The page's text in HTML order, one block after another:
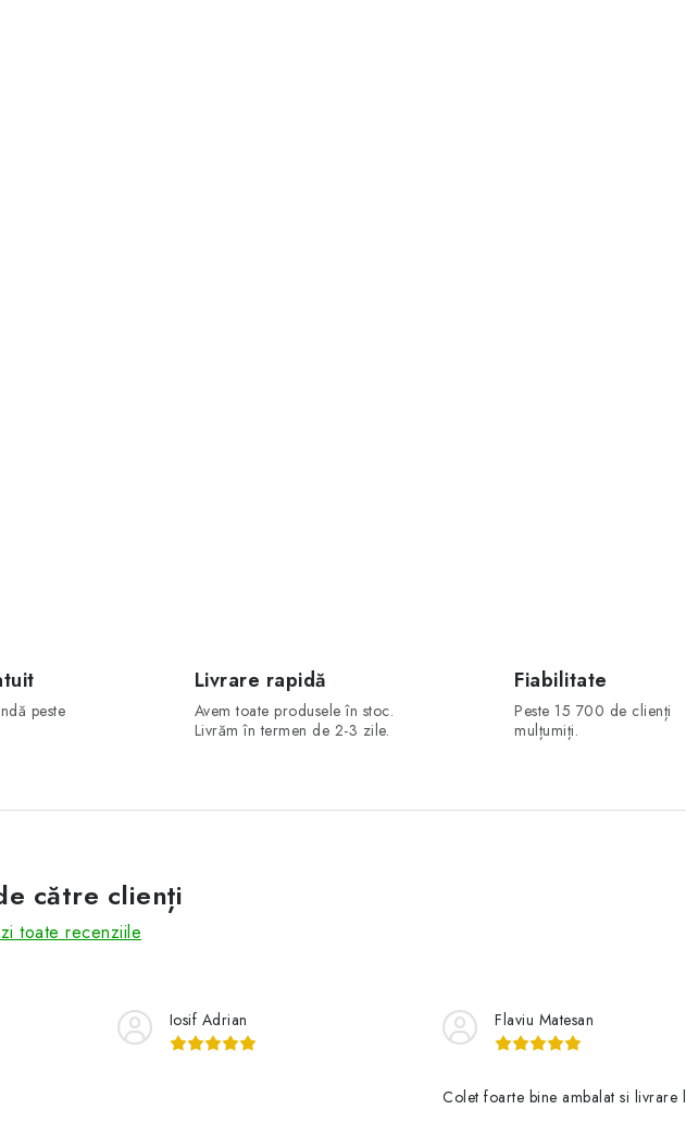
peste
Livrare rapidă
Avem toate produsele în stoc.
Livrăm în termen de 2-3 zile.
Fiabilitate
Peste 15 700 de clienți
mulțumiți.
către clienți
toate recenziile
Iosif Adrian Flaviu Matesan
Colet foarte bine ambalat si livrare